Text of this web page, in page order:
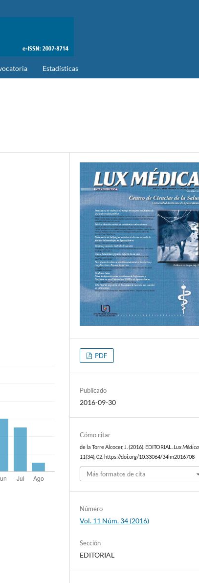
Estadísticas
PDF
Publicado
2016-09-30
Cómo citar
de la Torre Alcocer, J. (2016). EDITORIAL.Lux Médica
11(34), 02. https://doi.org/10.33064/34lm2016708
Más formatos de cita
Número
Vol. 11 Núm. 34 (2016)
Sección
EDITORIAL